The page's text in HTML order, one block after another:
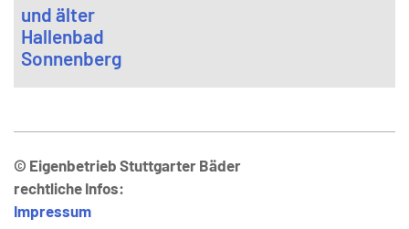
und älter
Hallenbad
Sonnenberg
© Eigenbetrieb Stuttgarter Bäder
rechtliche Infos:
Impressum